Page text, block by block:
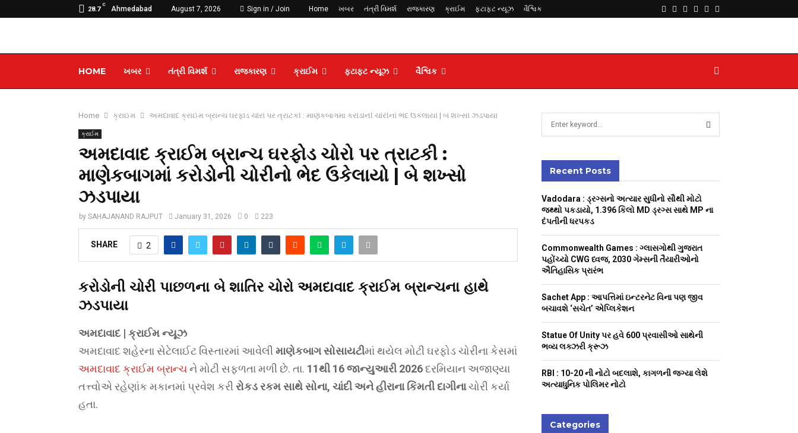
28.7
C
Ahmedabad August 7, 2026 Sign in / Join Home ખબર તંત્રી વિમર્શ રાજકારણ ક્રાઈમ ફટાફટ ન્યૂઝ વૈશ્વિક Facebook
TwitterInstagram
YoutubeTelegram
HOME ખબર તંત્રી વિમર્શ રાજકારણ ક્રાઈમ ફટાફટ ન્યૂઝ વૈશ્વિક
Home ક્રાઈમ અમદાવાદ ક્રાઈમ બ્રાન્ચ ઘરફોડ ચોરો પર ત્રાટકી : માણેકબાગમાં કરોડોની ચોરીનો ભેદ ઉકેલાયો | બે શખ્સો ઝડપાયા
ક્રાઈમ
અમદાવાદ ક્રાઈમ બ્રાન્ચ ઘરફોડ ચોરો પર ત્રાટકી :
માણેકબાગમાં કરોડોની ચોરીનો ભેદ ઉકેલાયો | બે શખ્સો
ઝડપાયા
by SAHAJANAND RAJPUT January 31, 2026 0 223
SHARE 2
કરોડોની ચોરી પાછળના બે શાતિર ચોરો અમદાવાદ ક્રાઈમ બ્રાન્ચના હાથે
ઝડપાયા
અમદાવાદ | ક્રાઈમ ન્યૂઝ
અમદાવાદ શહેરના સેટેલાઈટ વિસ્તારમાં આવેલીમાણેકબાગ સોસાયટીમાં થયેલ મોટી ઘરફોડ ચોરીના કેસમાં
અમદાવાદ ક્રાઈમ બ્રાન્ચને મોટી સફળતા મળી છે. તા. 11થી 16 જાન્યુઆરી 2026દરમિયાન અજાણ્યા
તત્ત્વોએ રહેણાંક મકાનમાં પ્રવેશ કરીરોકડ રકમ સાથે સોના, ચાંદી અને હીરાના કિંમતી દાગીનાચોરી કર્યા
હતા.
h
f
o
r
Recent Posts
Vadodara : ડ્રગ્સનો અત્યાર સુધીનો સૌથી મોટો
જથ્થો પકડાયો, 1.396 કિલો MD ડ્રગ્સ સાથે MP ના
દંપતીની ધરપકડ
Commonwealth Games : ગ્લાસગોથી ગુજરાત
પહોંચ્યો CWG ધ્વજ, 2030 ગેમ્સની તૈયારીઓનો
ઐતિહાસિક પ્રારંભ
Sachet App : આપત્તિમાં ઇન્ટરનેટ વિના પણ જીવ
બચાવશે ‘સચેત’ એપ્લિકેશન
Statue Of Unity પર હવે 600 પ્રવાસીઓ સાથેની
ભવ્ય લક્ઝરી ક્રૂઝ
RBI : ₹10-20 ની નોટો બદલાશે, કાગળની જગ્યા લેશે
અત્યાધુનિક પોલિમર નોટો
Categories